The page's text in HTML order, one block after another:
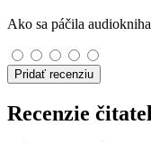
Ako sa páčila
Pridať recenziu
Recenzie